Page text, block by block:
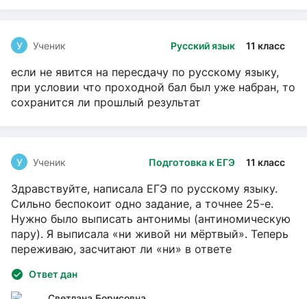
Русский язык 11 класс
У Ученик
если не явится на пересдачу по русскому языку,
при условии что проходной бал был уже набран, то
сохранится ли прошлый результат
Подготовка к ЕГЭ 11 класс
У Ученик
Здравствуйте, написала ЕГЭ по русскому языку.
Сильно беспокоит одно задание, а точнее 25-е.
Нужно было выписать антонимы (антиномическую
пару). Я выписала «ни живой ни мёртвый». Теперь
переживаю, засчитают ли «ни» в ответе
Ответ дан